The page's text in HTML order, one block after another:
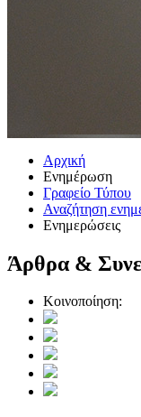
Αρχική
Ενημέρωση
Γραφείο Τύπου
Αναζήτηση
Ενημερώσεις
Άρθρα &
Κοινοποίηση: